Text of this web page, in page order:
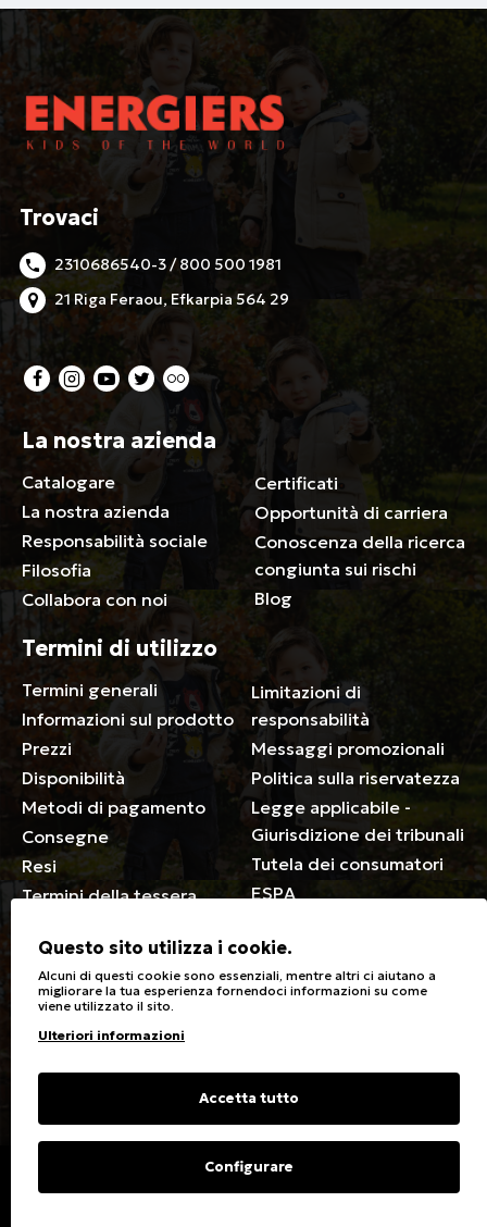
Trovaci
2310686540-3 / 800 500 1981
21 Riga Feraou, Efkarpia 564 29
La nostra azienda
Catalogare
La nostra azienda
Responsabilità sociale
Filosofia
Collabora con noi
Certificati
Opportunità di carriera
Conoscenza della ricerca
congiunta sui rischi
Blog
Termini di utilizzo
Termini generali
Informazioni sul prodotto
Prezzi
Disponibilità
Metodi di pagamento
Consegne
Resi
Termini della tessera
Limitazioni di
responsabilità
Messaggi promozionali
Politica sulla riservatezza
Legge applicabile -
Giurisdizione dei tribunali
Tutela dei consumatori
ESPA
Generale
Negozi
Sconti speciali per disabili
Carte regalo
Guida alle taglie
stiratura
Tipi di tessuto e cura
Contatto
Copyright © 2023 Energiers.gr
Questo sito utilizza i cookie.
Alcuni di questi cookie sono essenziali, mentre altri ci aiutano a
migliorare la tua esperienza fornendoci informazioni su come
viene utilizzato il sito.
Ulteriori informazioni
Accetta tutto
Configurare